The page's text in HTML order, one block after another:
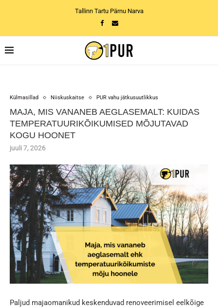
Tallinn Tartu Pärnu Narva
Külmasillad Niiskuskaitse PUR vahu jätkusuutlikkus
MAJA, MIS VANANEB AEGLASEMALT: KUIDAS
TEMPERATUURIKÕIKUMISED MÕJUTAVAD
KOGU HOONET
juuli 7, 2026
Paljud majaomanikud keskenduvad renoveerimisel eelkõige